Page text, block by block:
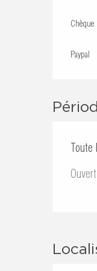
Chèque
Paypal
Toute